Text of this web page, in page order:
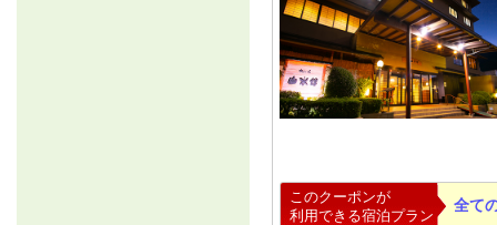
このクーポンが
利用できる宿泊プラン
全て